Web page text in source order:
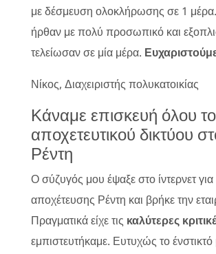
με δέσμευση ολοκλήρωσης σε 1
ήρθαν με πολύ προσωπικό και
τελείωσαν σε μία μέρα.
Νίκος, Διαχειριστής πολυκατοικίας
Κάναμε επισκευή όλου
αποχετευτικού δικτύου
Ρέντη
Ο σύζυγός μου έψαξε στο ίντερνετ
αποχέτευσης Ρέντη και βρήκε την
Πραγματικά είχε τις καλύτερες
εμπιστευτήκαμε. Ευτυχώς το